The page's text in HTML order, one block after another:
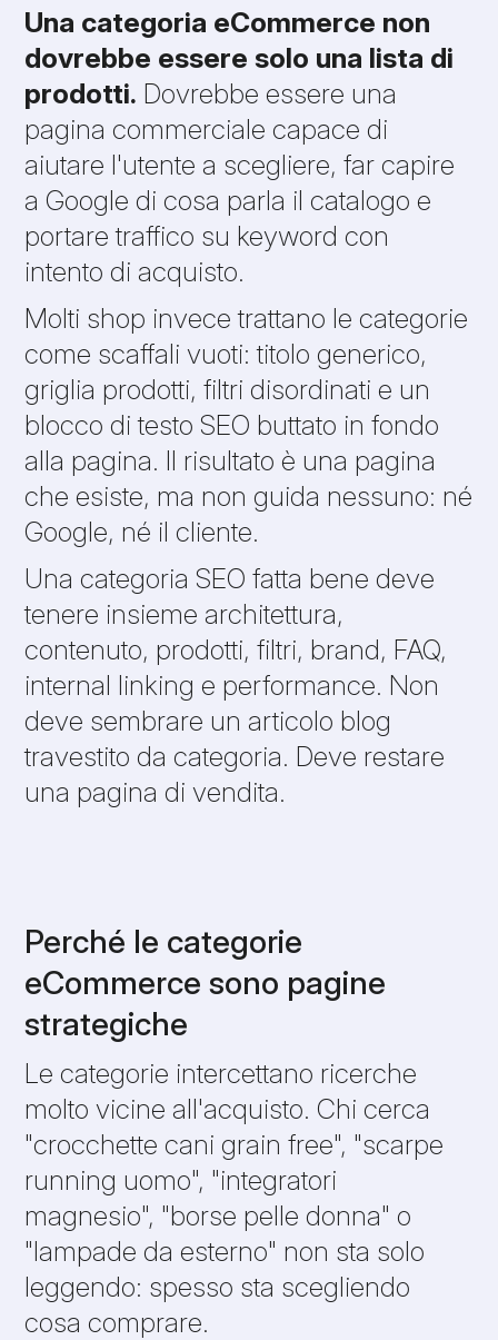
Una categoria eCommerce non
dovrebbe essere solo una lista di
prodotti. Dovrebbe essere una
pagina commerciale capace di
aiutare l'utente a scegliere, far capire
a Google di cosa parla il catalogo e
portare traffico su keyword con
intento di acquisto.
Molti shop invece trattano le categorie
come scaffali vuoti: titolo generico,
griglia prodotti, filtri disordinati e un
blocco di testo SEO buttato in fondo
alla pagina. Il risultato è una pagina
che esiste, ma non guida nessuno: né
Google, né il cliente.
Una categoria SEO fatta bene deve
tenere insieme architettura,
contenuto, prodotti, filtri, brand, FAQ,
internal linking e performance. Non
deve sembrare un articolo blog
travestito da categoria. Deve restare
una pagina di vendita.
Perché le categorie
eCommerce sono pagine
strategiche
Le categorie intercettano ricerche
molto vicine all'acquisto. Chi cerca
"crocchette cani grain free", "scarpe
running uomo", "integratori
magnesio", "borse pelle donna" o
"lampade da esterno" non sta solo
leggendo: spesso sta scegliendo
cosa comprare.